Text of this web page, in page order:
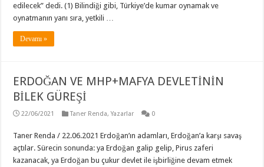
edilecek” dedi. (1) Bilindiği gibi, Türkiye’de kumar oynamak ve
oynatmanın yanı sıra, yetkili …
Devamı »
ERDOĞAN VE MHP+MAFYA DEVLETİNİN
BİLEK GÜREŞİ
22/06/2021 Taner Renda,Yazarlar 0
Taner Renda / 22.06.2021 Erdoğan’ın adamları, Erdoğan’a karşı savaş
açtılar. Sürecin sonunda: ya Erdoğan galip gelip, Pirus zaferi
kazanacak, ya Erdoğan bu çukur devlet ile işbirliğine devam etmek